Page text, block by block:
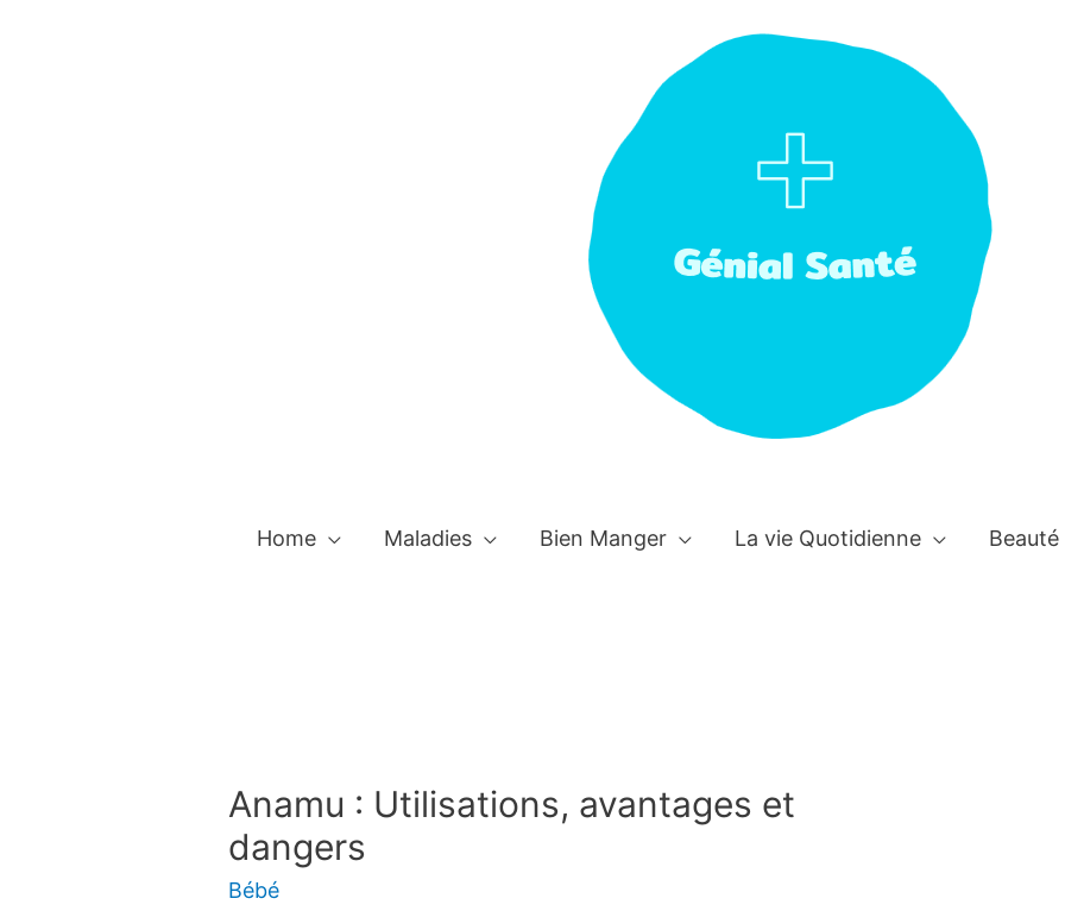
Home Maladies Bien Manger La vie Quotidienne Beauté
Anamu : Utilisations, avantages et
dangers
Bébé